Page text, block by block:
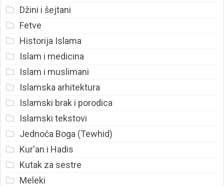
Džini i šejtani
Fetve
Historija Islama
Islam i medicina
Islam i muslimani
Islamska arhitektura
Islamski brak i porodica
Islamski tekstovi
Jednoća Boga (Tewhid)
Kur'an i Hadis
Kutak za sestre
Meleki